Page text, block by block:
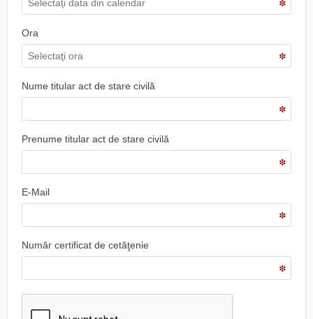
Ora
Nume titular act de stare civilă
Prenume titular act de stare civilă
E-Mail
Număr certificat de cetăţenie